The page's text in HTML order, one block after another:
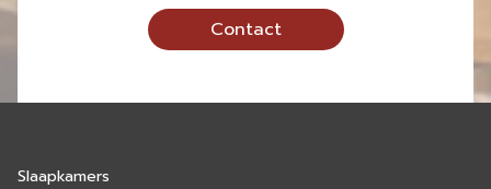
Contact
Slaapkamers